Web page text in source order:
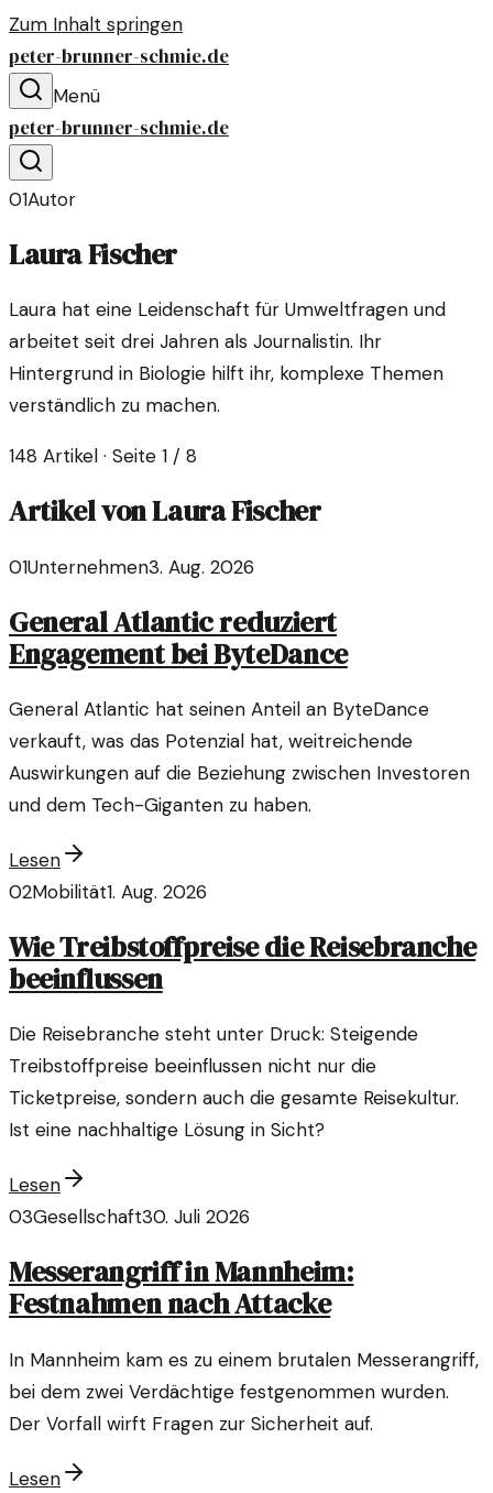
Zum Inhalt springen
peter-brunner-schmie.de
Menü
peter-brunner-schmie.de
01Autor
Laura Fischer
Laura hat eine Leidenschaft für Umweltfragen und
arbeitet seit drei Jahren als Journalistin. Ihr
Hintergrund in Biologie hilft ihr, komplexe Themen
verständlich zu machen.
148 Artikel · Seite 1 / 8
Artikel vonLaura Fischer
01Unternehmen3. Aug. 2026
General Atlantic reduziert
Engagement bei ByteDance
General Atlantic hat seinen Anteil an ByteDance
verkauft, was das Potenzial hat, weitreichende
Auswirkungen auf die Beziehung zwischen Investoren
und dem Tech-Giganten zu haben.
Lesen
02Mobilität1. Aug. 2026
Wie Treibstoffpreise die Reisebranche
beeinflussen
Die Reisebranche steht unter Druck: Steigende
Treibstoffpreise beeinflussen nicht nur die
Ticketpreise, sondern auch die gesamte Reisekultur.
Ist eine nachhaltige Lösung in Sicht?
Lesen
03Gesellschaft30. Juli 2026
Messerangriff in Mannheim:
Festnahmen nach Attacke
In Mannheim kam es zu einem brutalen Messerangriff,
bei dem zwei Verdächtige festgenommen wurden.
Der Vorfall wirft Fragen zur Sicherheit auf.
Lesen